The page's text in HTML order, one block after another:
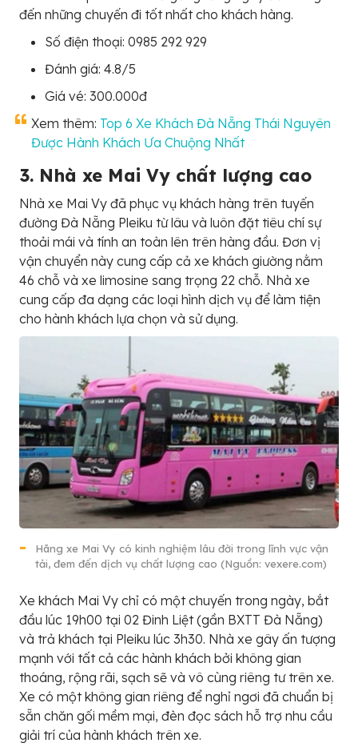
đến những chuyến đi tốt nhất cho khách hàng.
Số điện thoại: 0985 292 929
Đánh giá: 4.8/5
Giá vé: 300.000đ
Xem thêm: Top 6 Xe Khách Đà Nẵng Thái Nguyên
Được Hành Khách Ưa Chuộng Nhất
3. Nhà xe Mai Vy chất lượng cao
Nhà xe Mai Vy đã phục vụ khách hàng trên tuyến
đường Đà Nẵng Pleiku từ lâu và luôn đặt tiêu chí sự
thoải mái và tính an toàn lên trên hàng đầu. Đơn vị
vận chuyển này cung cấp cả xe khách giường nằm
46 chỗ và xe limosine sang trọng 22 chỗ. Nhà xe
cung cấp đa dạng các loại hình dịch vụ để làm tiện
cho hành khách lựa chọn và sử dụng.
Hãng xe Mai Vy có kinh nghiệm lâu đời trong lĩnh vực vận
tải, đem đến dịch vụ chất lượng cao (Nguồn: vexere.com)
Xe khách Mai Vy chỉ có một chuyến trong ngày, bắt
đầu lúc 19h00 tại 02 Đinh Liệt (gần BXTT Đà Nẵng)
và trả khách tại Pleiku lúc 3h30. Nhà xe gây ấn tượng
mạnh với tất cả các hành khách bởi không gian
thoáng, rộng rãi, sạch sẽ và vô cùng riêng tư trên xe.
Xe có một không gian riêng để nghỉ ngơi đã chuẩn bị
sẵn chăn gối mềm mại, đèn đọc sách hỗ trợ nhu cầu
giải trí của hành khách trên xe.